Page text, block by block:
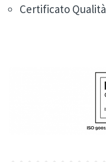
Certificato Qualità